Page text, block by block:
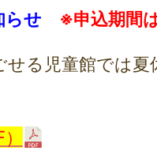
らせ ※申込期間
る児童館では